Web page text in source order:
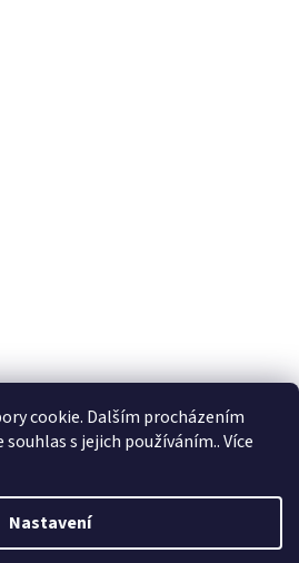
cookie. Dalším procházením
s jejich používáním.. Více
Nastavení